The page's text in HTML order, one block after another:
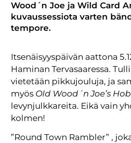
Wood´n Joe ja Wild Card
kuvaussessiota varten
tempore.
Itsenäisyyspäivän aattona
Haminan Tervasaaressa.
vietetään pikkujouluja, ja
myös Old Wood´n Joe’s
levynjulkkareita. Eikä vain
kolmen!
”Round Town Rambler” ,